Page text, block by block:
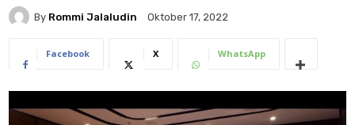
By Rommi Jalaludin Oktober 17, 2022
Facebook X WhatsApp